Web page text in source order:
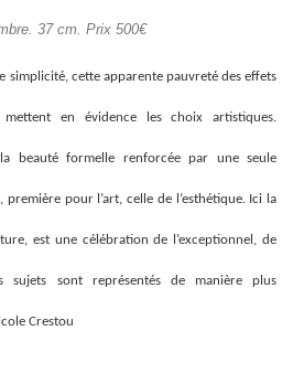
37 cm. Prix 500€
simplicité, cette apparente pauvreté des effets
mettent en évidence les choix artistiques.
beauté formelle renforcée par une seule
pour l’art, celle de l’esthétique. Ici la
est une célébration de l’exceptionnel, de
sujets sont représentés de manière plus
Crestou